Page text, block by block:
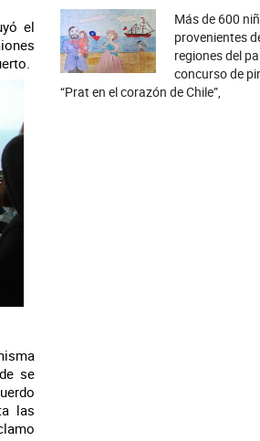
el
se
las
Más de 600
provenientes
regiones del
concurso de
“Prat en el corazón de Chile”,